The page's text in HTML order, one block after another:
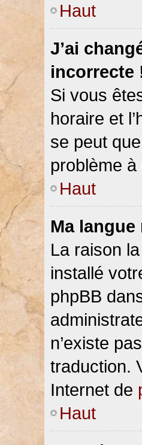
Haut
J’ai
incorrecte
Si vous
horaire et
se peut
problème
Haut
Ma langue
La raison
installé
phpBB
n’existe
traduction.
Internet de
Haut